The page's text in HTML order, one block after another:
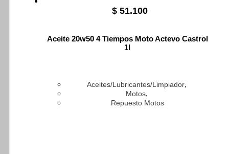
$ 51.100
Aceite 20w50 4 Tiempos Moto Actevo Castrol
1l
Aceites/Lubricantes/Limpiador,
Motos,
Repuesto Motos